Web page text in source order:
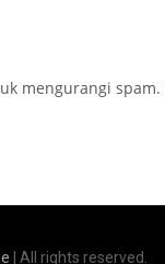
mengurangi spam.
| All rights reserved.